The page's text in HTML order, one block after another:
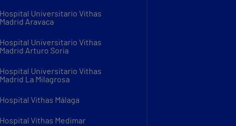
Hospital Universitario Vithas
Madrid Aravaca
Hospital Universitario Vithas
Madrid Arturo Soria
Hospital Universitario Vithas
Madrid La Milagrosa
Hospital Vithas Málaga
Hospital Vithas Medimar